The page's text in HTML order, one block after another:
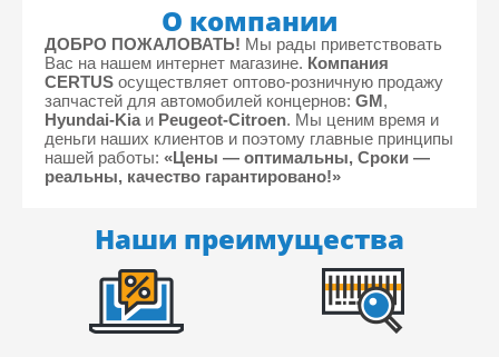
О компании
ДОБРО ПОЖАЛОВАТЬ! Мы рады приветствовать
Вас на нашем интернет магазине. Компания
CERTUS осуществляет оптово-розничную продажу
запчастей для автомобилей концернов: GM,
Hyundai-Kia и Peugeot-Citroen. Мы ценим время и
деньги наших клиентов и поэтому главные принципы
нашей работы: «Цены — оптимальны, Сроки —
реальны, качество гарантировано!»
Наши преимущества